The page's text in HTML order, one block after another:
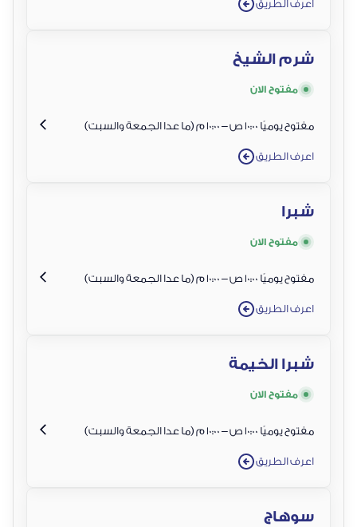
اعرف الطريق
شرم الشيخ
مفتوح الان
مفتوح يوميًا 10:00 ص – 10:00 م (ما عدا الجمعة والسبت)
اعرف الطريق
شبرا
مفتوح الان
مفتوح يوميًا 10:00 ص – 10:00 م (ما عدا الجمعة والسبت)
اعرف الطريق
شبرا الخيمة
مفتوح الان
مفتوح يوميًا 10:00 ص – 10:00 م (ما عدا الجمعة والسبت)
اعرف الطريق
سوهاج